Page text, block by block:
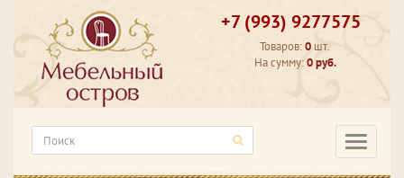
+7 (993) 9277575
Товаров:0 шт.
На сумму:0 руб.